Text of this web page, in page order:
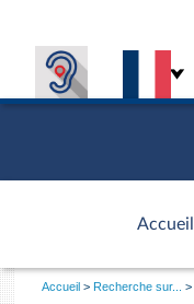
Accueil
d'accueil
Vous
Accueil Recherche sur...